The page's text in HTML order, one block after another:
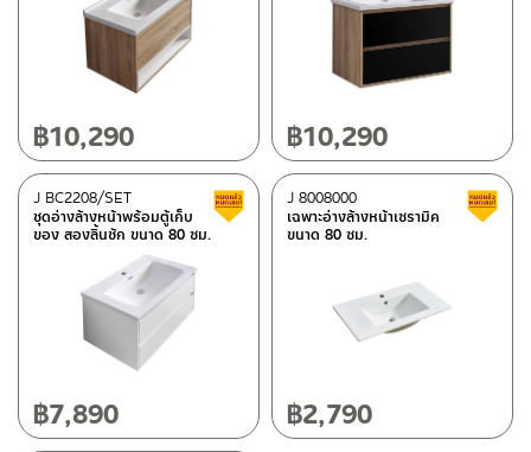
฿10,290 ฿10,290
ชุดอ่างล้างหน้าพร้อมตู้เก็บ
ของ สองลิ้นชัก ขนาด 80 ซม.
J BC2208/SET Clearance sale
฿7,890
เฉพาะอ่างล้างหน้าเซรามิค
ขนาด 80 ซม.
J 8008000
฿2,790